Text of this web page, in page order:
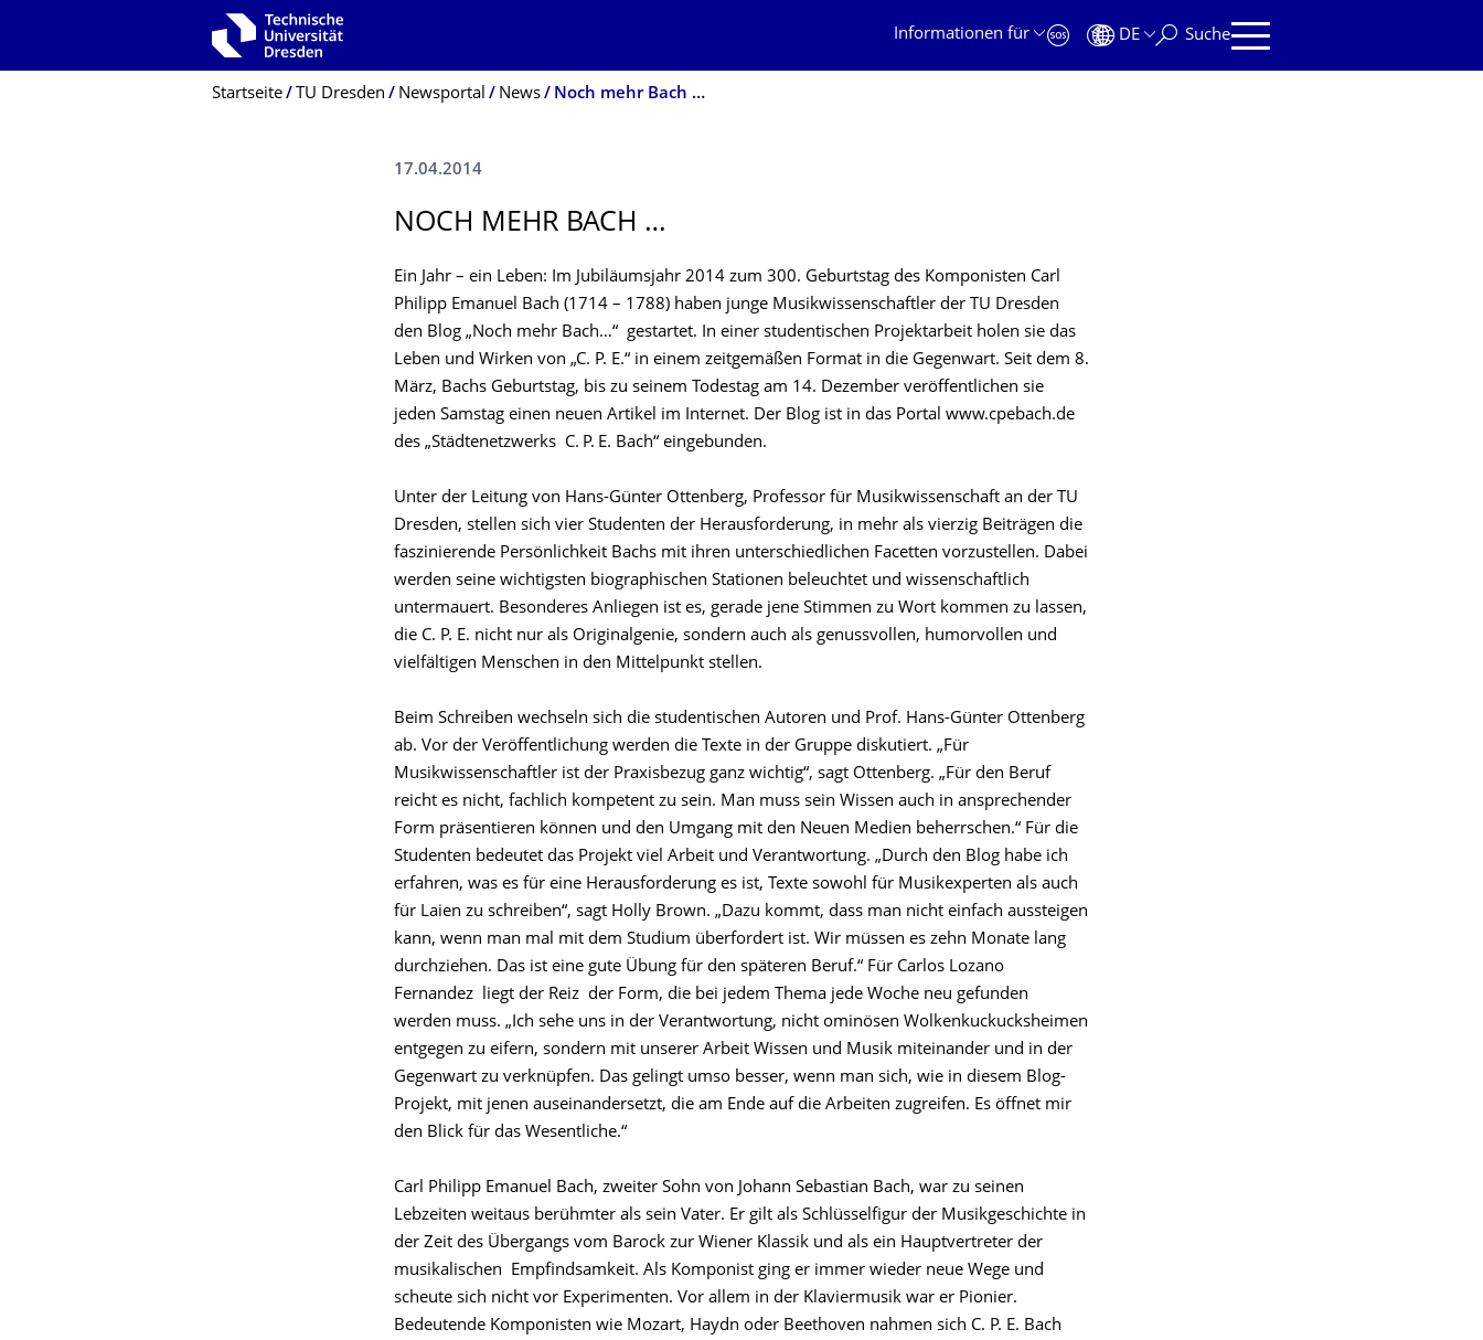
Zur Hauptnavigation springen
Informationen für
DE Suche
Breadcrumb-Menü
Startseite TU Dresden Newsportal News Noch mehr Bach …
17.04.2014
NOCH MEHR BACH …
Ein Jahr – ein Leben: Im Jubiläumsjahr 2014 zum 300. Geburtstag des Komponisten Carl
Philipp Emanuel Bach (1714 – 1788) haben junge Musikwissenschaftler der TU Dresden
den Blog „Noch mehr Bach…“ gestartet. In einer studentischen Projektarbeit holen sie das
Leben und Wirken von „C. P. E.“ in einem zeitgemäßen Format in die Gegenwart. Seit dem 8.
März, Bachs Geburtstag, bis zu seinem Todestag am 14. Dezember veröffentlichen sie
jeden Samstag einen neuen Artikel im Internet. Der Blog ist in das Portal www.cpebach.de
des „Städtenetzwerks C. P. E. Bach“ eingebunden.
Unter der Leitung von Hans-Günter Ottenberg, Professor für Musikwissenschaft an der TU
Dresden, stellen sich vier Studenten der Herausforderung, in mehr als vierzig Beiträgen die
faszinierende Persönlichkeit Bachs mit ihren unterschiedlichen Facetten vorzustellen. Dabei
werden seine wichtigsten biographischen Stationen beleuchtet und wissenschaftlich
untermauert. Besonderes Anliegen ist es, gerade jene Stimmen zu Wort kommen zu lassen,
die C. P. E. nicht nur als Originalgenie, sondern auch als genussvollen, humorvollen und
vielfältigen Menschen in den Mittelpunkt stellen.
Beim Schreiben wechseln sich die studentischen Autoren und Prof. Hans-Günter Ottenberg
ab. Vor der Veröffentlichung werden die Texte in der Gruppe diskutiert. „Für
Musikwissenschaftler ist der Praxisbezug ganz wichtig“, sagt Ottenberg. „Für den Beruf
reicht es nicht, fachlich kompetent zu sein. Man muss sein Wissen auch in ansprechender
Form präsentieren können und den Umgang mit den Neuen Medien beherrschen.“ Für die
Studenten bedeutet das Projekt viel Arbeit und Verantwortung. „Durch den Blog habe ich
erfahren, was es für eine Herausforderung es ist, Texte sowohl für Musikexperten als auch
für Laien zu schreiben“, sagt Holly Brown. „Dazu kommt, dass man nicht einfach aussteigen
kann, wenn man mal mit dem Studium überfordert ist. Wir müssen es zehn Monate lang
durchziehen. Das ist eine gute Übung für den späteren Beruf.“ Für Carlos Lozano
Fernandez liegt der Reiz der Form, die bei jedem Thema jede Woche neu gefunden
werden muss. „Ich sehe uns in der Verantwortung, nicht ominösen Wolkenkuckucksheimen
entgegen zu eifern, sondern mit unserer Arbeit Wissen und Musik miteinander und in der
Gegenwart zu verknüpfen. Das gelingt umso besser, wenn man sich, wie in diesem Blog-
Projekt, mit jenen auseinandersetzt, die am Ende auf die Arbeiten zugreifen. Es öffnet mir
den Blick für das Wesentliche.“
Carl Philipp Emanuel Bach, zweiter Sohn von Johann Sebastian Bach, war zu seinen
Lebzeiten weitaus berühmter als sein Vater. Er gilt als Schlüsselfigur der Musikgeschichte in
der Zeit des Übergangs vom Barock zur Wiener Klassik und als ein Hauptvertreter der
musikalischen Empfindsamkeit. Als Komponist ging er immer wieder neue Wege und
scheute sich nicht vor Experimenten. Vor allem in der Klaviermusik war er Pionier.
Bedeutende Komponisten wie Mozart, Haydn oder Beethoven nahmen sich C. P. E. Bach